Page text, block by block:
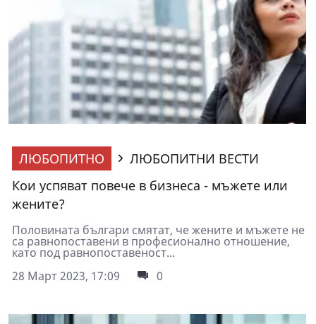
ЛЮБОПИТНО
ЛЮБОПИТНИ ВЕСТИ
Кои успяват повече в бизнеса - мъжете или
жените?
Половината българи смятат, че жените и мъжете не
са равнопоставени в професионално отношение,
като под равнопоставеност...
28 Март 2023, 17:09
0